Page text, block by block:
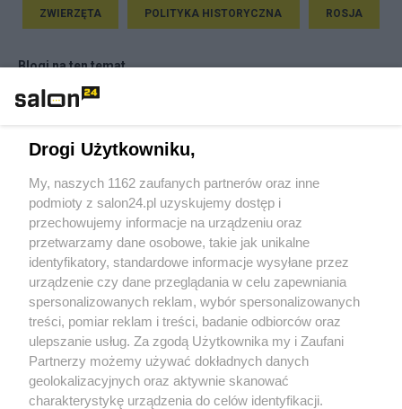
ZWIERZĘTA POLITYKA HISTORYCZNA ROSJA
Blogi na ten temat
Konrad Lata
Napisz notkę
Drogi Użytkowniku,
My, naszych 1162 zaufanych partnerów oraz inne
podmioty z salon24.pl uzyskujemy dostęp i
przechowujemy informacje na urządzeniu oraz
przetwarzamy dane osobowe, takie jak unikalne
identyfikatory, standardowe informacje wysyłane przez
urządzenie czy dane przeglądania w celu zapewniania
spersonalizowanych reklam, wybór spersonalizowanych
treści, pomiar reklam i treści, badanie odbiorców oraz
ulepszanie usług. Za zgodą Użytkownika my i Zaufani
Partnerzy możemy używać dokładnych danych
geolokalizacyjnych oraz aktywnie skanować
charakterystykę urządzenia do celów identyfikacji.